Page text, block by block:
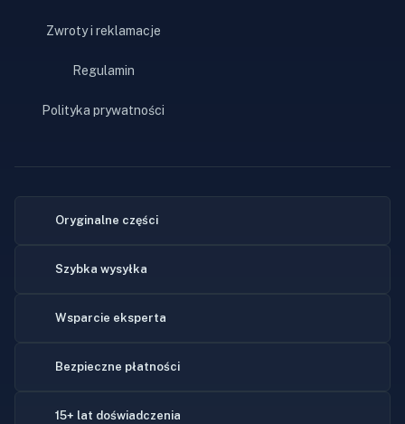
Zwroty i reklamacje
Regulamin
Polityka prywatności
Oryginalne części
Szybka wysyłka
Wsparcie eksperta
Bezpieczne płatności
15+ lat doświadczenia